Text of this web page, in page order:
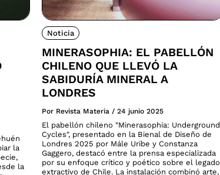
la
la
Noticia
MINERASOPHIA: EL PABELLÓN
CHILENO QUE LLEVÓ LA
SABIDURÍA MINERAL A
LONDRES
Por Revista Materia / 24 junio 2025
El pabellón chileno "Minerasophia: Underground
Cycles", presentado en la Bienal de Diseño de
Londres 2025 por Mále Uribe y Constanza
Gaggero, destacó entre la prensa especializada
por su enfoque crítico y poético sobre el legado
extractivo de Chile. La instalación combinó arte,